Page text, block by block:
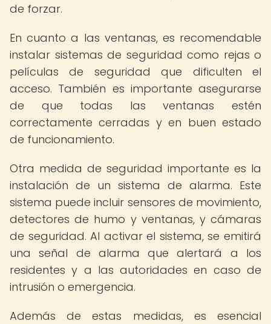
de forzar.
En cuanto a las ventanas, es recomendable
instalar sistemas de seguridad como rejas o
películas de seguridad que dificulten el
acceso. También es importante asegurarse
de que todas las ventanas estén
correctamente cerradas y en buen estado
de funcionamiento.
Otra medida de seguridad importante es la
instalación de un sistema de alarma. Este
sistema puede incluir sensores de movimiento,
detectores de humo y ventanas, y cámaras
de seguridad. Al activar el sistema, se emitirá
una señal de alarma que alertará a los
residentes y a las autoridades en caso de
intrusión o emergencia.
Además de estas medidas, es esencial